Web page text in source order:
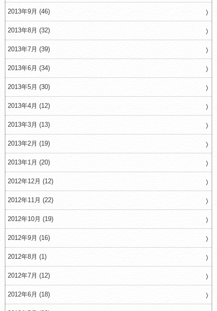
2013年9月 (46)
2013年8月 (32)
2013年7月 (39)
2013年6月 (34)
2013年5月 (30)
2013年4月 (12)
2013年3月 (13)
2013年2月 (19)
2013年1月 (20)
2012年12月 (12)
2012年11月 (22)
2012年10月 (19)
2012年9月 (16)
2012年8月 (1)
2012年7月 (12)
2012年6月 (18)